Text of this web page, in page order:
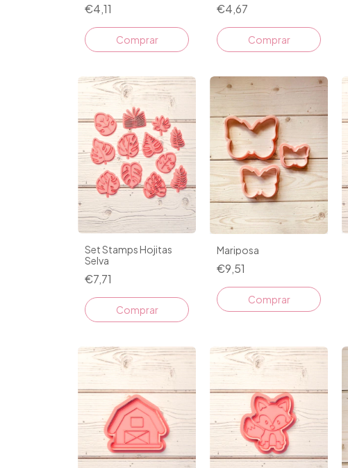
€4,11
Comprar
€4,67
Comprar
Set Stamps Hojitas
Selva
€7,71
Mariposa
€9,51
Comprar